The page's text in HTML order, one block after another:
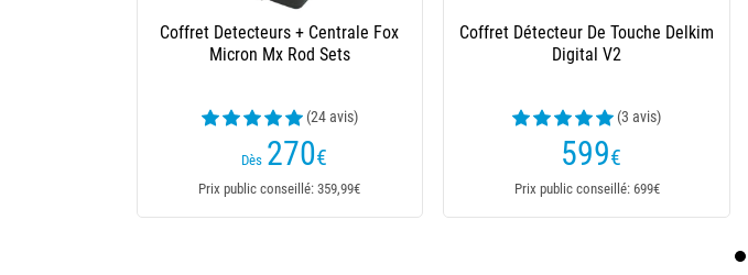
Coffret Detecteurs + Centrale Fox
Micron Mx Rod Sets
(24 avis)
Dès 270€
Prix public conseillé: 359,99€
Coffret Détecteur De Touche Delkim
Digital V2
(3 avis)
599€
Prix public conseillé: 699€